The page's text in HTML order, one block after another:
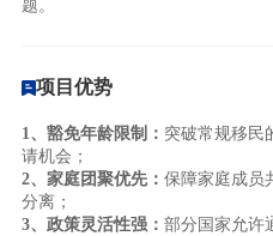
题。
项目优势
1、豁免年龄限制： 突破常规移民
请机会；
2、家庭团聚优先： 保障家庭成员
分离；
3、政策灵活性强： 部分国家允许